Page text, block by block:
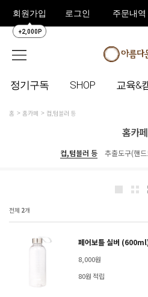
회원가입
+2,000P
로그인 주문내역
정기구독 SHOP 교육&
홈 홈카페 컵,텀블러 등
홈카페
컵,텀블러 등 추출도구(핸
전체 2개
페어보틀 실버
8,000원
80원 적립